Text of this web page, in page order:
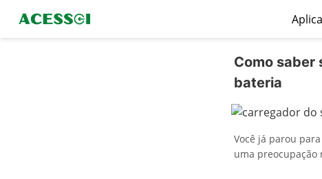
Como saber
bateria
Você já parou
uma preocupação